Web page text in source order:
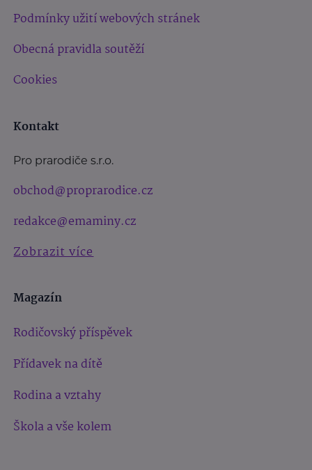
Podmínky užití webových stránek
Obecná pravidla soutěží
Cookies
Kontakt
Pro prarodiče s.r.o.
obchod@proprarodice.cz
redakce@emaminy.cz
Zobrazit více
Magazín
Rodičovský příspěvek
Přídavek na dítě
Rodina a vztahy
Škola a vše kolem